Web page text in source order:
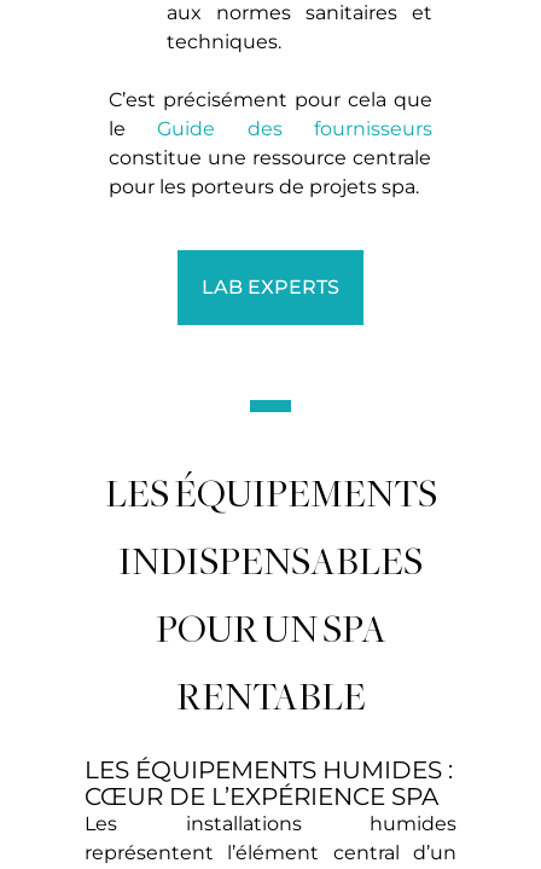
aux normes sanitaires et
techniques.
C’est précisément pour cela que
leGuide des fournisseurs
constitue une ressource centrale
pour les porteurs de projets spa.
LAB EXPERTS
LES ÉQUIPEMENTS
INDISPENSABLES
POUR UN SPA
RENTABLE
LES ÉQUIPEMENTS HUMIDES :
CŒUR DE L’EXPÉRIENCE SPA
Les installations humides
représentent l’élément central d’un